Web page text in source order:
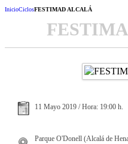
InicioCiclosFESTIMAD ALCALÁ
11 Mayo 2019 / Hora: 19:00 h.
Parque O'Donell (Alcalá de